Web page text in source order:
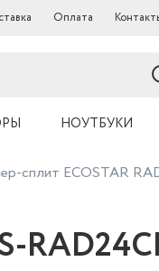
Оплата
НОУТБУКИ
сплит ECOSTAR